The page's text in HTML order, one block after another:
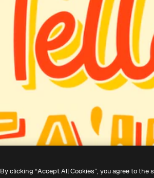
By clicking “Accept All Cookies”, you agree to